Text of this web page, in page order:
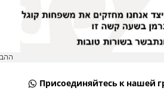
ההב
Присоединяйтесь к нашей